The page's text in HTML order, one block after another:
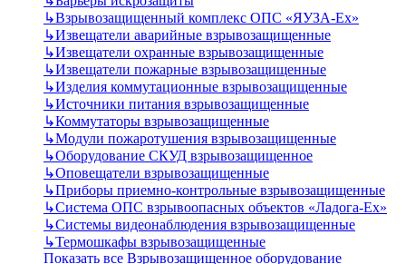
↳Взрывозащищенный комплекс ОПС «ЯУЗА-Ех»
↳Извещатели аварийные взрывозащищенные
↳Извещатели охранные взрывозащищенные
↳Извещатели пожарные взрывозащищенные
↳Изделия коммутационные взрывозащищенные
↳Источники питания взрывозащищенные
↳Коммутаторы взрывозащищенные
↳Модули пожаротушения взрывозащищенные
↳Оборудование СКУД взрывозащищенное
↳Оповещатели взрывозащищенные
↳Приборы приемно-контрольные взрывозащищенные
↳Система ОПС взрывоопасных объектов «Ладога-Ex»
↳Системы видеонаблюдения взрывозащищенные
↳Термошкафы взрывозащищенные
Показать все Взрывозащищенное оборудование